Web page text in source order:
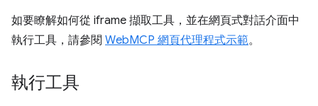
如要瞭解如何從 iframe 擷取工具，並在網頁式對話介面中
執行工具，請參閱 WebMCP 網頁代理程式示範。
執行工具